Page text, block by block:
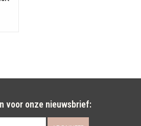
voor onze nieuwsbrief: